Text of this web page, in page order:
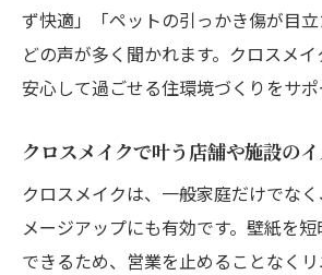
ず快適」「ペットの引っかき傷が目
どの声が多く聞かれます。クロスメ
安心して過ごせる住環境づくりをサポ
クロスメイクで叶う店舗や施設の
クロスメイクは、一般家庭だけでな
メージアップにも有効です。壁紙を
できるため、営業を止めることなく